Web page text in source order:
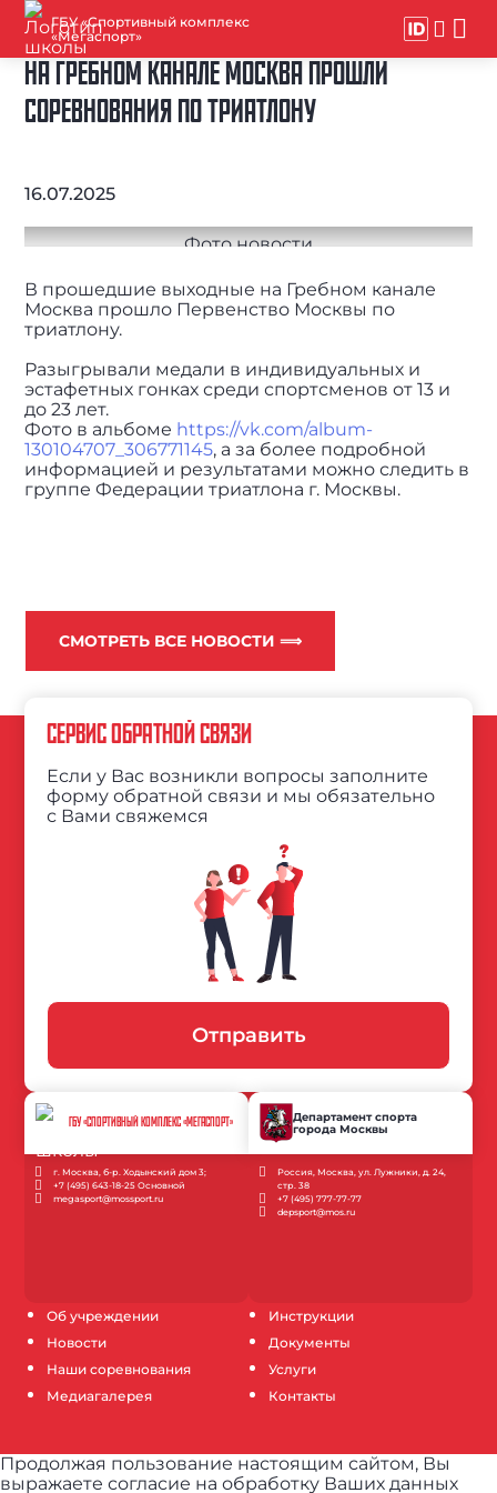
ГБУ «Спортивный комплекс
«Мегаспорт»
НА ГРЕБНОМ КАНАЛЕ МОСКВА ПРОШЛИ
СОРЕВНОВАНИЯ ПО ТРИАТЛОНУ
16.07.2025
В прошедшие выходные на Гребном канале
Москва прошло Первенство Москвы по
триатлону.
Разыгрывали медали в индивидуальных и
эстафетных гонках среди спортсменов от 13 и
до 23 лет.
Фото в альбоме https://vk.com/album-
130104707_306771145, а за более подробной
информацией и результатами можно следить в
группе Федерации триатлона г. Москвы.
СМОТРЕТЬ ВСЕ НОВОСТИ ⟹
Об учреждении
Новости
Наши соревнования
Медиагалерея
Инструкции
Документы
Услуги
Контакты
СЕРВИС ОБРАТНОЙ СВЯЗИ
Если у Вас возникли вопросы заполните
форму обратной связи и мы обязательно
с Вами свяжемся
Отправить
ГБУ «СПОРТИВНЫЙ КОМПЛЕКС «МЕГАСПОРТ»
г. Москва, б-р. Ходынский дом 3;
+7 (495) 643-18-25 Основной
megasport@mossport.ru
Департамент спорта
города Москвы
Россия, Москва, ул. Лужники, д. 24,
стр. 38
+7 (495) 777-77-77
depsport@mos.ru
Продолжая пользование настоящим сайтом, Вы
выражаете согласие на обработку Ваших данных